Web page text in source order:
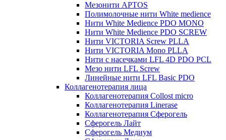
Мезонити APTOS
Полимолочные нити White medience
Нити White Medience PDO MONO
Нити White Medience PDO SCREW
Нити VICTORIA Screw PLLA
Нити VICTORIA Mono PLLA
Нити с насечками LFL 4D PDO PCL
Мезо нити LFL Screw
Линейные нити LFL Basic PDO
Коллагенотерапия лица
Коллагенотерапия Collost micro
Коллагенотерапия Linerase
Коллагенотерапия Сферогель
Сферогель Лайт
Сферогель Медиум